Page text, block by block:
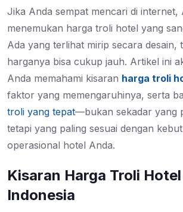
Jika Anda sempat mencari di internet,
menemukan harga troli hotel yang
Ada yang terlihat mirip secara desain,
harganya bisa cukup jauh. Artikel ini
Anda memahami kisaran harga troli
faktor yang memengaruhinya, serta
troli yang tepat—bukan sekadar yang
tetapi yang paling sesuai dengan
operasional hotel Anda.
Kisaran Harga Troli
Indonesia